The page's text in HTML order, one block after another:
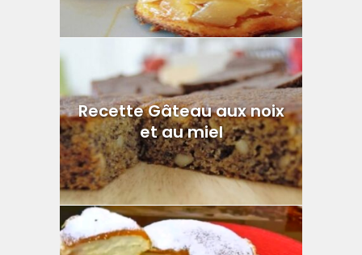
Recette Gâteau aux noix
et au miel